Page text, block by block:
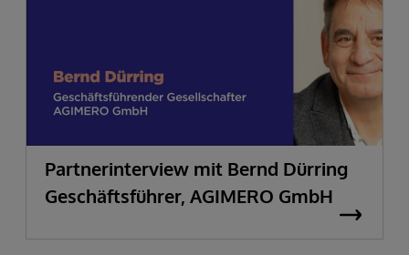
Partnerinterview mit Bernd Dürring
Geschäftsführer, AGIMERO GmbH